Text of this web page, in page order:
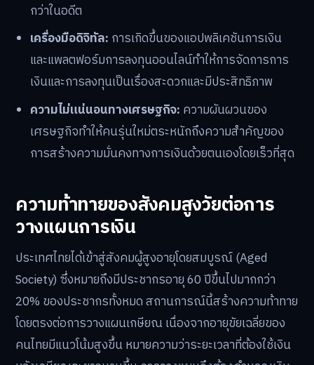
กว่าในอดีต
เครื่องมือดิจิทัล: การเกิดขึ้นของแอปพลิเคชันการเงิน
และแพลตฟอร์มการลงทุนออนไลน์ทำให้การจัดการการ
เงินและการลงทุนเป็นเรื่องสะดวกและมีประสิทธิภาพ
ความไม่แน่นอนทางเศรษฐกิจ: ความผันผวนของ
เศรษฐกิจทำให้คนรุ่นใหม่ตระหนักถึงความสำคัญของ
การสร้างความมั่นคงทางการเงินด้วยตนเองโดยเร็วที่สุด
ความท้าทายของสังคมสูงวัยต่อการ
วางแผนการเงิน
ประเทศไทยได้เข้าสู่สังคมผู้สูงอายุโดยสมบูรณ์ (Aged
Society) ซึ่งหมายถึงมีประชากรอายุ 60 ปีขึ้นไปมากกว่า
20% ของประชากรทั้งหมด สถานการณ์นี้สร้างความท้าทาย
โดยตรงต่อการวางแผนเกษียณ เนื่องจากอายุขัยเฉลี่ยของ
คนไทยมีแนวโน้มสูงขึ้น หมายความว่าระยะเวลาที่ต้องใช้เงิน